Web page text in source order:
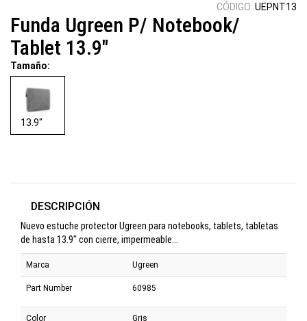
CÓDIGO: UEPNT13
Funda Ugreen P/ Notebook/
Tablet 13.9"
Tamaño:
13.9"
DESCRIPCIÓN
Nuevo estuche protector Ugreen para notebooks, tablets, tabletas
de hasta 13.9" con cierre, impermeable...
Marca Ugreen
Part Number 60985
Color Gris